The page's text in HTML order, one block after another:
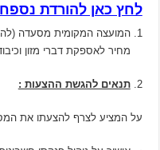
לחץ כאן להורדת
המועצה המקומית מסעדה
מחיר לאספקת דברי מזון
תנאים להגשת ההצעות :
על המציע לצרף להצעתו את